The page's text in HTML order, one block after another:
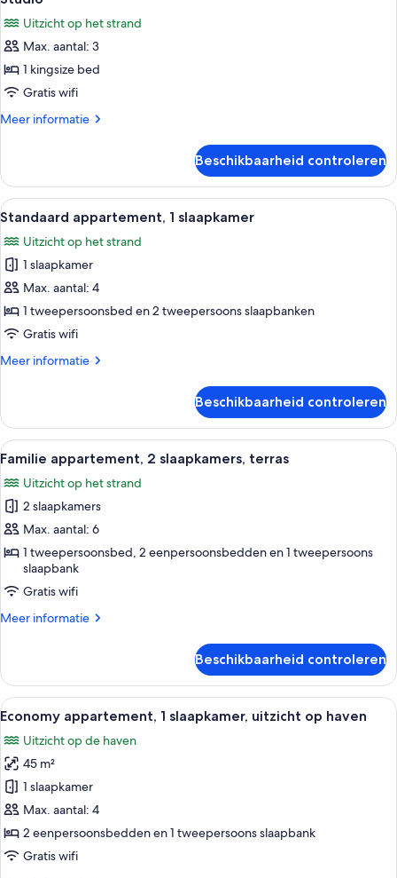
foto's
voor
Studio
laden
Uitzicht op het strand
Max. aantal: 3
1 kingsize bed
Gratis wifi
Meer informatie
Meer
Beschikbaarheid controleren
Alle
foto's
voor
Standaard
appartement,
1
slaapkamer
Een keuken met witte kastjes, een
9
Standaard appartement, 1 slaapkamer
Uitzicht op het strand
1 slaapkamer
Max. aantal: 4
1 tweepersoonsbed en 2 tweepersoons slaapbanken
Gratis wifi
Meer informatie
Meer
appartement,
slaapkamer
Beschikbaarheid controleren
Alle
foto's
voor
Familie
appartement,
2
slaapkamers,
terras
laden
Een kamer met een wit bed, een wit
9
Familie appartement, 2 slaapkamers, terras
Uitzicht op het strand
2 slaapkamers
Max. aantal: 6
1 tweepersoonsbed, 2 eenpersoonsbedden en 1 tweepersoons
slaapbank
Gratis wifi
Meer informatie
Meer
appartement,
slaapkamers,
Beschikbaarheid controleren
Alle
foto's
voor
Economy
appartement,
1
slaapkamer,
uitzicht
Een kamer met een blauw-wit
12
Economy appartement, 1 slaapkamer, uitzicht op haven
Uitzicht op de haven
45 m²
1 slaapkamer
Max. aantal: 4
2 eenpersoonsbedden en 1 tweepersoons slaapbank
Gratis wifi